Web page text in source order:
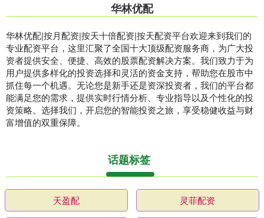
华林优配
华林优配|按月配资|按天十倍配资|按天配资平台欢迎来到我们的
专业配资平台，这里汇聚了全国十大顶级配资服务商，为广大投
资者提供安全、便捷、高效的股票配资解决方案。我们致力于为
用户提供多样化的投资选择和灵活的资金支持，帮助您在股市中
抓住每一个机遇。无论您是新手还是资深投资者，我们的平台都
能满足您的需求，提供实时行情分析、专业指导以及个性化的投
资策略。选择我们，开启您的智能投资之旅，享受稳健收益与财
富增值的双重保障。
话题标签
天盈配 灵菲配资